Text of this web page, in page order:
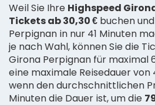
Weil Sie Ihre Highspeed
Tickets ab 30,30 € buchen
Perpignan in nur 41 Minuten
je nach Wahl, können Sie die
Girona Perpignan für maximal
eine maximale Reisedauer von
wenn den durchschnittlichen
Minuten die Dauer ist, um die